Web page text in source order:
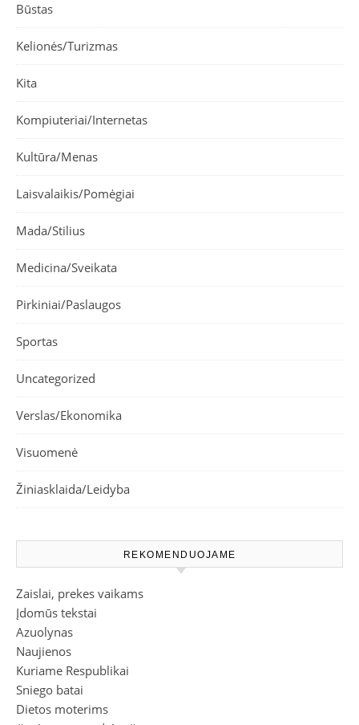
Būstas
Kelionės/Turizmas
Kita
Kompiuteriai/Internetas
Kultūra/Menas
Laisvalaikis/Pomėgiai
Mada/Stilius
Medicina/Sveikata
Pirkiniai/Paslaugos
Sportas
Uncategorized
Verslas/Ekonomika
Visuomenė
Žiniasklaida/Leidyba
REKOMENDUOJAME
Zaislai, prekes vaikams
Įdomūs tekstai
Azuolynas
Naujienos
Kuriame Respublikai
Sniego batai
Dietos moterims